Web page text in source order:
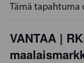
Tämä tapahtuma
VANTAA |